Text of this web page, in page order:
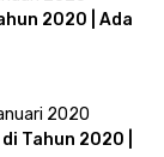
2020 | Ada
2020
Tahun 2020 |